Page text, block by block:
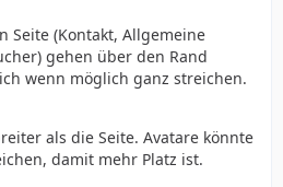
Seite (Kontakt, Allgemeine
gehen über den Rand
wenn möglich ganz streichen.
als die Seite. Avatare könnte
damit mehr Platz ist.